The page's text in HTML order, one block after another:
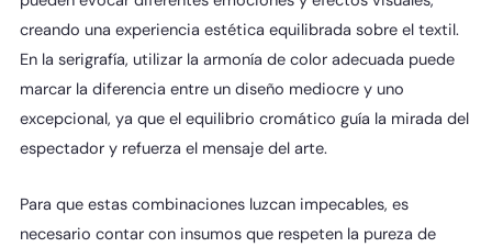
creando una experiencia estética equilibrada sobre el textil.
En la serigrafía, utilizar la armonía de color adecuada puede
marcar la diferencia entre un diseño mediocre y uno
excepcional, ya que el equilibrio cromático guía la mirada del
espectador y refuerza el mensaje del arte.
Para que estas combinaciones luzcan impecables, es
necesario contar con insumos que respeten la pureza de